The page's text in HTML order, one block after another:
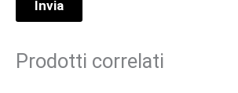
Prodotti correlati